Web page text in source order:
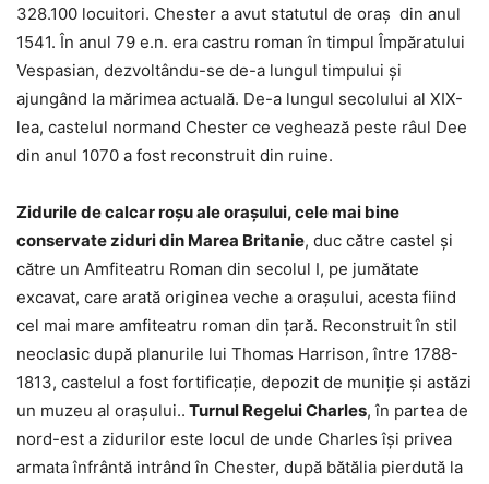
328.100 locuitori. Chester a avut statutul de oraș din anul
1541. În anul 79 e.n. era castru roman în timpul Împăratului
Vespasian, dezvoltându-se de-a lungul timpului și
ajungând la mărimea actuală. De-a lungul secolului al XIX-
lea, castelul normand Chester ce veghează peste râul Dee
din anul 1070 a fost reconstruit din ruine.
Zidurile de calcar roșu ale orașului, cele mai bine
conservate ziduri din Marea Britanie, duc către castel și
către un Amfiteatru Roman din secolul I, pe jumătate
excavat, care arată originea veche a orașului, acesta fiind
cel mai mare amfiteatru roman din țară. Reconstruit în stil
neoclasic după planurile lui Thomas Harrison, între 1788-
1813, castelul a fost fortificație, depozit de muniție și astăzi
un muzeu al orașului.. Turnul Regelui Charles, în partea de
nord-est a zidurilor este locul de unde Charles își privea
armata înfrântă intrând în Chester, după bătălia pierdută la